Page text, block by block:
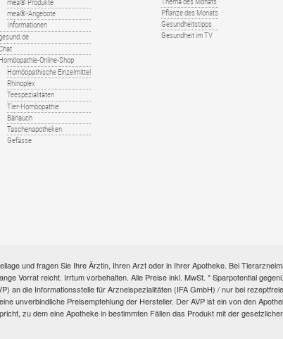
mea® Produkte
mea®-Angebote
Informationen
Homöopathie-Online-Shop
Homöopathische Einzelmittel
Rhinoplex
Teespezialitäten
Tier-Homöopathie
Bärlauch
Taschenapotheken
Gefässe
Pflanze des Monats
Gesundheitstipps
Gesundheit im TV
und fragen Sie Ihre Ärztin, Ihren Arzt oder in Ihrer Apotheke. Bei
Vorrat reicht. Irrtum vorbehalten. Alle Preise inkl. MwSt. * Sparpotential
an die Informationsstelle für Arzneispezialitäten (IFA GmbH) / nur bei
unverbindliche Preisempfehlung der Hersteller. Der AVP ist ein von den
zu dem eine Apotheke in bestimmten Fällen das Produkt mit der